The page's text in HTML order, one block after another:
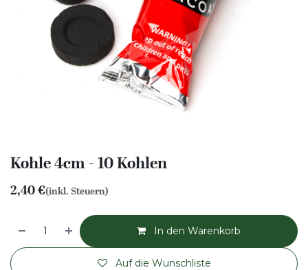
Kohle 4cm - 10 Kohlen
2,40€(inkl. Steuern)
In den Warenkorb
Auf die Wunschliste